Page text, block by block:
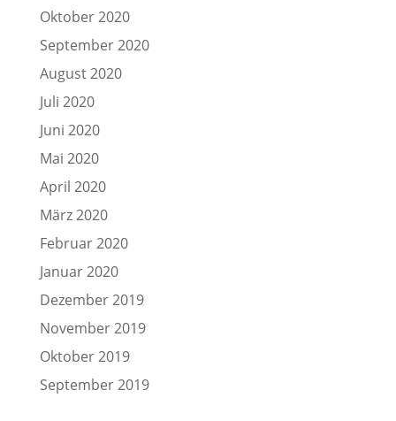
Oktober 2020
September 2020
August 2020
Juli 2020
Juni 2020
Mai 2020
April 2020
März 2020
Februar 2020
Januar 2020
Dezember 2019
November 2019
Oktober 2019
September 2019